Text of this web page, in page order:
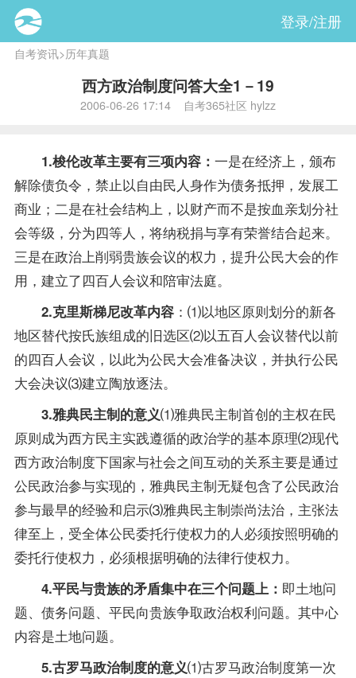
登录/注册
自考资讯>历年真题
西方政治制度问答大全1－19
2006-06-26 17:14 自考365社区 hylzz
1.梭伦改革主要有三项内容： 一是在经济上，颁布
解除债负令，禁止以自由民人身作为债务抵押，发展工
商业；二是在社会结构上，以财产而不是按血亲划分社
会等级，分为四等人，将纳税捐与享有荣誉结合起来。
三是在政治上削弱贵族会议的权力，提升公民大会的作
用，建立了四百人会议和陪审法庭。
2.克里斯梯尼改革内容：⑴以地区原则划分的新各
地区替代按氏族组成的旧选区⑵以五百人会议替代以前
的四百人会议，以此为公民大会准备决议，并执行公民
大会决议⑶建立陶放逐法。
3.雅典民主制的意义⑴雅典民主制首创的主权在民
原则成为西方民主实践遵循的政治学的基本原理⑵现代
西方政治制度下国家与社会之间互动的关系主要是通过
公民政治参与实现的，雅典民主制无疑包含了公民政治
参与最早的经验和启示⑶雅典民主制崇尚法治，主张法
律至上，受全体公民委托行使权力的人必须按照明确的
委托行使权力，必须根据明确的法律行使权力。
4.平民与贵族的矛盾集中在三个问题上： 即土地问
题、债务问题、平民向贵族争取政治权利问题。其中心
内容是土地问题。
5.古罗马政治制度的意义⑴古罗马政治制度第一次